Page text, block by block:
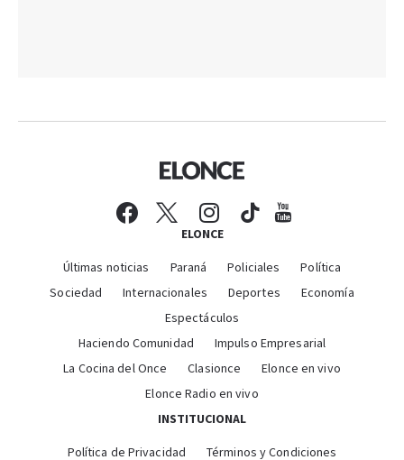
ELONCE
Últimas noticias Paraná Policiales
Política
Sociedad
Internacionales Deportes
Economía
Espectáculos
Haciendo Comunidad
Impulso Empresarial
La Cocina del Once
Clasionce
Elonce en vivo
Elonce Radio en vivo
INSTITUCIONAL
Política de Privacidad Términos y Condiciones